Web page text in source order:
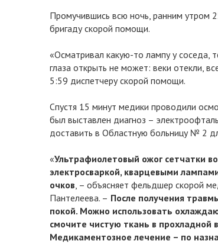
Промучившись всю ночь, ранним утром
бригаду скорой помощи.
«Осматривал какую-то лампу у соседа,
глаза открыть не может: веки отекли,
5:59 диспетчеру скорой помощи.
Спустя 15 минут медики проводили
был выставлен диагноз –
доставить в Областную больницу № 2
«Ультрафиолетовый ожог сетчатки
электросваркой, кварцевыми
очков, – объясняет фельдшер скорой
Пантелеева. – После получения
покой. Можно использовать
смочите чистую ткань в прохладной
Медикаментозное лечение – по